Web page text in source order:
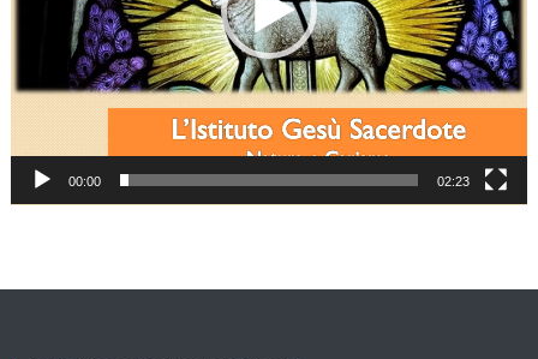
00:00 02:23